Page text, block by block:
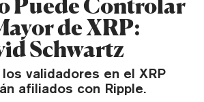
Puede Controlar
de XRP:
Schwartz
validadores en el XRP
afiliados con Ripple.